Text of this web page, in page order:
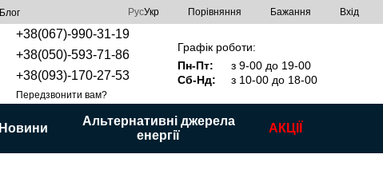
Блог РусУкр Порівняння Бажання Вхід
+38(067)-990-31-19
+38(050)-593-71-86
+38(093)-170-27-53
Передзвонити вам?
Графік роботи:
Пн-Пт:
з 9-00 до 19-00
Сб-Нд:
з 10-00 до 18-00
Новини
Альтернативні джерела
енергії
АКЦІЇ